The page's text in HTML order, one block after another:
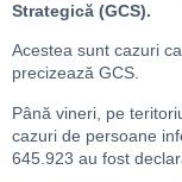
Strategică (GCS).
Acestea sunt cazuri
precizează GCS.
Până vineri, pe
cazuri de persoane
645.923 au fost